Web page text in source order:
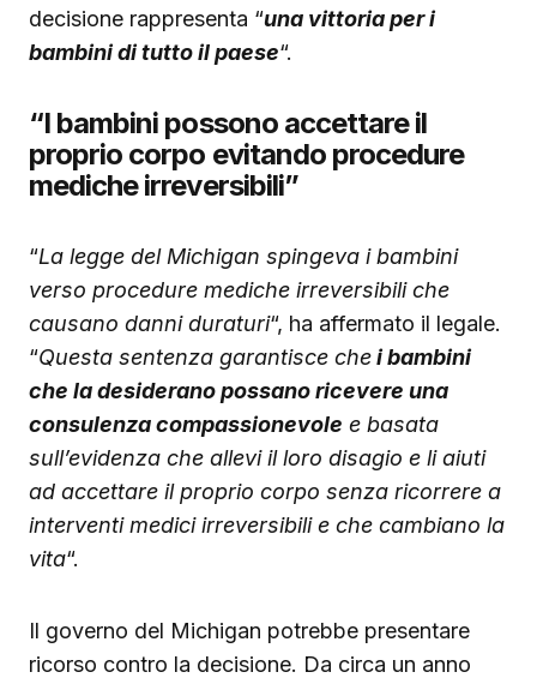
decisione rappresenta “una vittoria per i
bambini di tutto il paese“.
“I bambini possono accettare il
proprio corpo evitando procedure
mediche irreversibili”
“La legge del Michigan spingeva i bambini
verso procedure mediche irreversibili che
causano danni duraturi“, ha affermato il legale.
“Questa sentenza garantisce chei bambini
che la desiderano possano ricevere una
consulenza compassionevole e basata
sull’evidenza che allevi il loro disagio e li aiuti
ad accettare il proprio corpo senza ricorrere a
interventi medici irreversibili e che cambiano la
vita“.
Il governo del Michigan potrebbe presentare
ricorso contro la decisione. Da circa un anno